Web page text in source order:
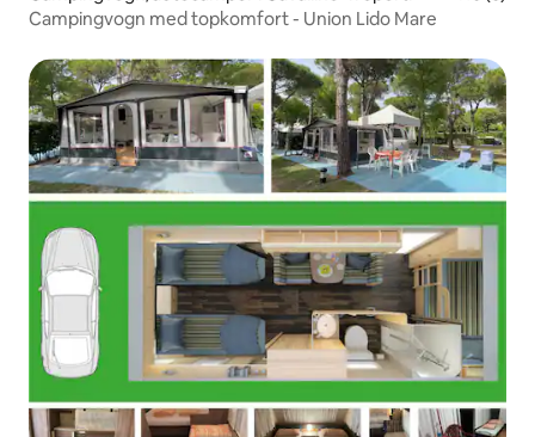
Campingvogn med topkomfort - Union Lido Mare